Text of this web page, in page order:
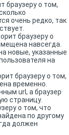
браузеру о том,
очень редко, так
браузеру о
навсегда.
новые, указанные
на
браузеру о том,
временно.
url, а браузер
страницу.
о том, что
по другому
должен